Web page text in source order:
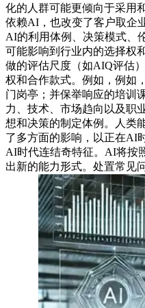
化的人群可能更倾向于采用
依赖AI，也改变了客户取企
AI的利用体例、决策模式、
可能影响到行业内的选择权
做的评估尺度（如AIQ评估
权和合作款式。例如，例如
门岗亭；并保举响应的培训
力、技术、市场趋向以及职
想和决策的制定体例。人类
了多方面的影响，以正在AI
AI时代连结奇特征。AI将按
出新的能力形式。处置常见